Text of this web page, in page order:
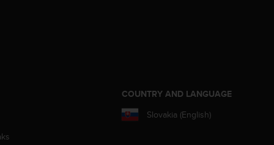
COUNTRY AND LANGUAGE
Slovakia (English)